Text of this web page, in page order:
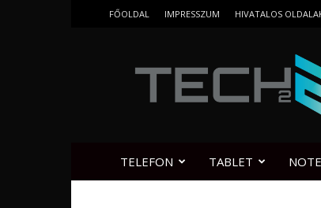
FŐOLDAL IMPRESSZUM HIVATALOS
TELEFON TABLET